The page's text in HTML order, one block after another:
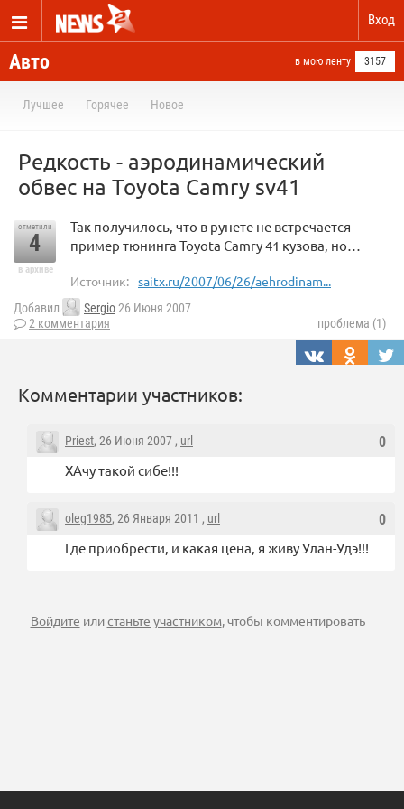
Вход
Авто в мою ленту 3157
Лучшее Горячее Новое
Редкость - аэродинамический
обвес на Toyota Camry sv41
отметили
4
в архиве
Так получилось, что в рунете не встречается
пример тюнинга Toyota Camry 41 кузова, но…
Источник: saitx.ru/2007/06/26/aehrodinam...
Добавил Sergio26 Июня 2007
2 комментария
проблема (1)
Комментарии участников:
0
Priest, 26 Июня 2007 , url
ХАчу такой сибе!!!
0
oleg1985, 26 Января 2011 , url
Где приобрести, и какая цена, я живу Улан-Удэ!!!
Войдите илистаньте участником, чтобы комментировать